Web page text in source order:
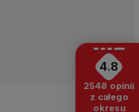
4.8
2548 opinii
z całego
okresu